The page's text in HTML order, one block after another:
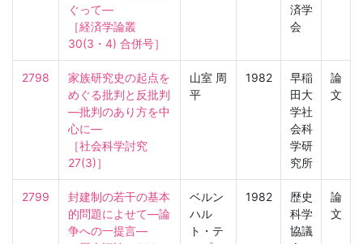
ぐって—
［経済学論叢
30(3・4) 合併号］
済学
会
2798
家族研究史の起点を
めぐる批判と反批判
—批判のあり方を中
心に—
［社会科学討究
27(3)］
山室 周
平
1982
早稲
田大
学社
会科
学研
究所
論
文
2799
封建制の若干の基本
的問題によせて—論
争への一提言—
ベルン
ハル
ト・テ
1982
歴史
科学
協議
論
文